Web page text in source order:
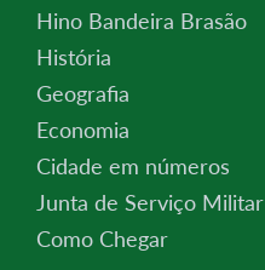
Hino Bandeira Brasão
História
Geografia
Economia
Cidade em números
Junta de Serviço Militar
Como Chegar